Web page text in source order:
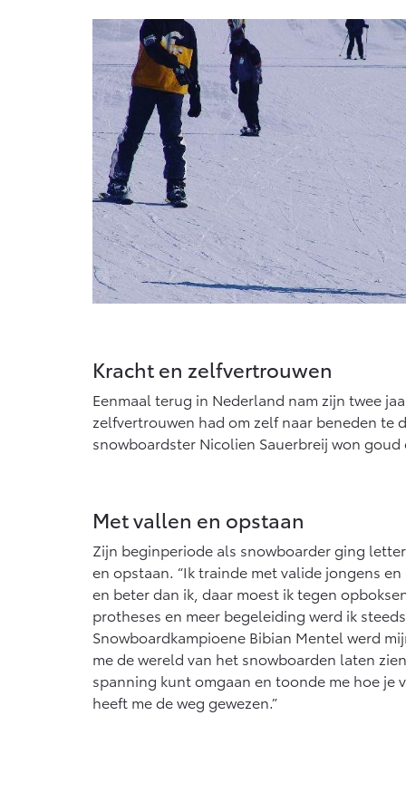
Kracht en zelfvertrouwen
Eenmaal terug in Nederland nam zijn twee
zelfvertrouwen had om zelf naar beneden te
snowboardster Nicolien Sauerbreij won goud
Met vallen en opstaan
Zijn beginperiode als snowboarder ging
en opstaan. “Ik trainde met valide jongens
en beter dan ik, daar moest ik tegen
protheses en meer begeleiding werd ik
Snowboardkampioene Bibian Mentel werd
me de wereld van het snowboarden laten
spanning kunt omgaan en toonde me hoe je
heeft me de weg gewezen.”